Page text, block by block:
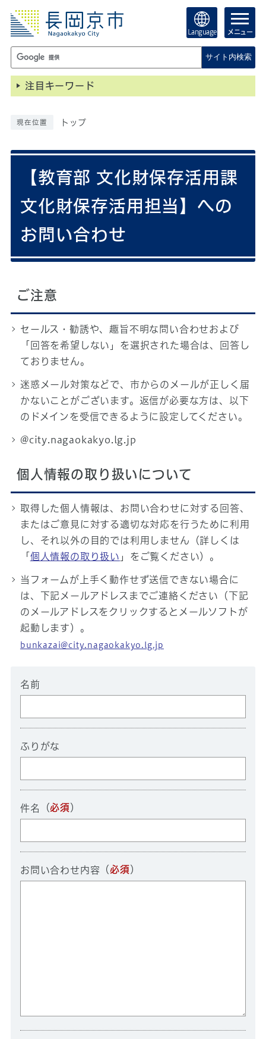
Language メニュー
サイト内検索
注目キーワード
現在位置 トップ
【教育部 文化財保存活用課
文化財保存活用担当】への
お問い合わせ
ご注意
セールス・勧誘や、趣旨不明な問い合わせおよび
「回答を希望しない」を選択された場合は、回答し
ておりません。
迷惑メール対策などで、市からのメールが正しく届
かないことがございます。返信が必要な方は、以下
のドメインを受信できるように設定してください。
@city.nagaokakyo.lg.jp
個人情報の取り扱いについて
取得した個人情報は、お問い合わせに対する回答、
またはご意見に対する適切な対応を行うために利用
し、それ以外の目的では利用しません（詳しくは
「 個人情報の取り扱い 」をご覧ください）。
当フォームが上手く動作せず送信できない場合に
は、下記メールアドレスまでご連絡ください（下記
のメールアドレスをクリックするとメールソフトが
起動します）。
bunkazai@city.nagaokakyo.lg.jp
名前
ふりがな
件名 （必須 ）
お問い合わせ内容 （必須 ）